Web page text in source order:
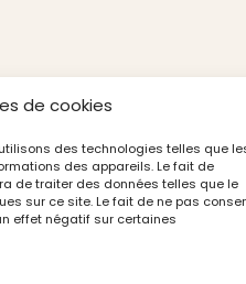
de cookies
des technologies telles que
des appareils. Le fait de
de traiter des données telles que le
sur ce site. Le fait de ne pas
effet négatif sur certaines